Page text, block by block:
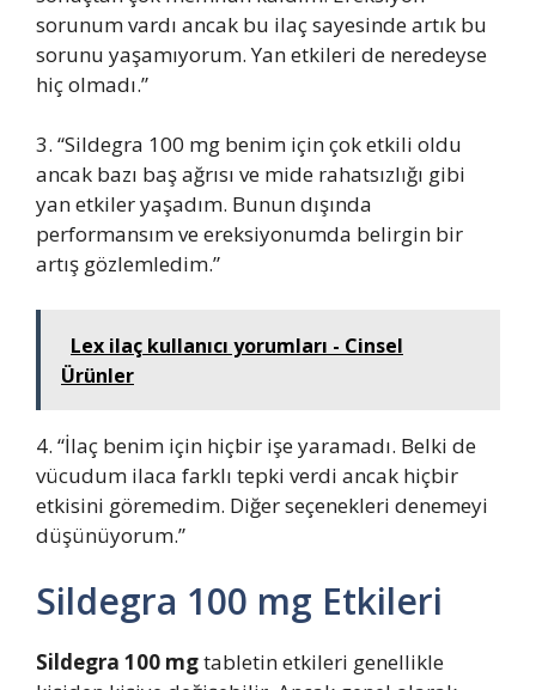
sorunum vardı ancak bu ilaç sayesinde artık bu
sorunu yaşamıyorum. Yan etkileri de neredeyse
hiç olmadı.”
3. “Sildegra 100 mg benim için çok etkili oldu
ancak bazı baş ağrısı ve mide rahatsızlığı gibi
yan etkiler yaşadım. Bunun dışında
performansım ve ereksiyonumda belirgin bir
artış gözlemledim.”
Lex ilaç kullanıcı yorumları - Cinsel
Ürünler
4. “İlaç benim için hiçbir işe yaramadı. Belki de
vücudum ilaca farklı tepki verdi ancak hiçbir
etkisini göremedim. Diğer seçenekleri denemeyi
düşünüyorum.”
Sildegra 100 mg Etkileri
Sildegra 100 mgtabletin etkileri genellikle